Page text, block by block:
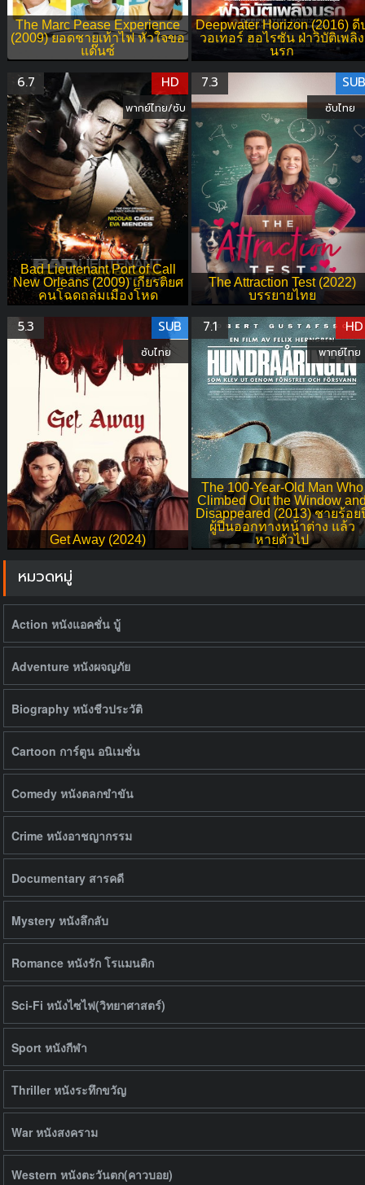
The Marc Pease Experience
(2009) ยอดชายเท้าไฟ หัวใจขอ
แด๊นซ์
Deepwater Horizon (2016) ดี
วอเทอร์ ฮอไรซัน ฝ่าวิบัติเพลิง
นรก
Bad Lieutenant Port of Call
New Orleans (2009) เกียรติยศ
คนโฉดถล่มเมืองโหด
6.7 HD
พากย์ไทย/ซับ
The Attraction Test (2022)
บรรยายไทย
7.3 SUB
ซับไทย
Get Away (2024)
5.3 SUB
ซับไทย
The 100-Year-Old Man Who
Climbed Out the Window
Disappeared (2013) ชายร้อย
ผู้ปีนออกทางหน้าต่าง แล้ว
หายตัวไป
7.1 HD
พากย์ไทย
หมวดหมู่
Action หนังแอคชั่น บู้
Adventure หนังผจญภัย
Biography หนังชีวประวัติ
Cartoon การ์ตูน อนิเมชั่น
Comedy หนังตลกขำขัน
Crime หนังอาชญากรรม
Documentary สารคดี
Mystery หนังลึกลับ
Romance หนังรัก โรแมนติก
Sci-Fi หนังไซไฟ(วิทยาศาสตร์)
Sport หนังกีฬา
Thriller หนังระทึกขวัญ
War หนังสงคราม
Western หนังตะวันตก(คาวบอย)